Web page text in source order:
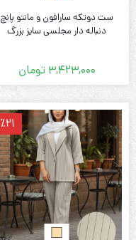
ست دوتکه سارافون و مانتو پانچ
دنباله دار مجلسی سایز بزرگ
3,423,000 تومان
٪21